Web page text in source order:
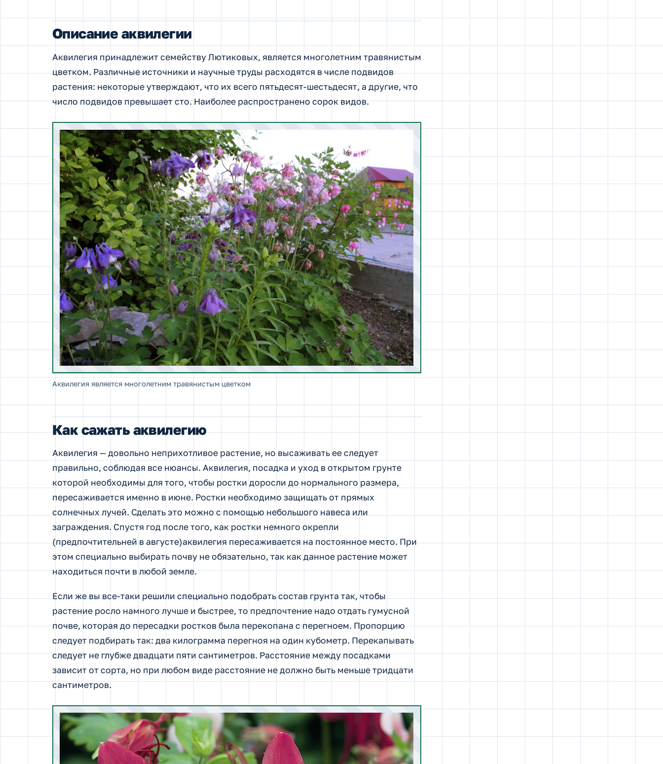
Описание аквилегии
Аквилегия принадлежит семейству Лютиковых, является многолетним травянистым
цветком. Различные источники и научные труды расходятся в числе подвидов
растения: некоторые утверждают, что их всего пятьдесят-шестьдесят, а другие, что
число подвидов превышает сто. Наиболее распространено сорок видов.
Аквилегия является многолетним травянистым цветком
Как сажать аквилегию
Аквилегия — довольно неприхотливое растение, но высаживать ее следует
правильно, соблюдая все нюансы. Аквилегия, посадка и уход в открытом грунте
которой необходимы для того, чтобы ростки доросли до нормального размера,
пересаживается именно в июне. Ростки необходимо защищать от прямых
солнечных лучей. Сделать это можно с помощью небольшого навеса или
заграждения. Спустя год после того, как ростки немного окрепли
(предпочтительней в августе)аквилегия пересаживается на постоянное место. При
этом специально выбирать почву не обязательно, так как данное растение может
находиться почти в любой земле.
Если же вы все-таки решили специально подобрать состав грунта так, чтобы
растение росло намного лучше и быстрее, то предпочтение надо отдать гумусной
почве, которая до пересадки ростков была перекопана с перегноем. Пропорцию
следует подбирать так: два килограмма перегноя на один кубометр. Перекапывать
следует не глубже двадцати пяти сантиметров. Расстояние между посадками
зависит от сорта, но при любом виде расстояние не должно быть меньше тридцати
сантиметров.